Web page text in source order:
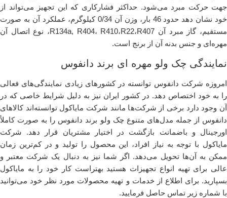
جهت حرکت مبرد می‌شود. حداکثر فشار‌کار‌ی که این تجهیز می‌تواند از
خود نشان دهد حدود 46 بار، وزن آن 0/34 کیلو‌گرم، عملکرد آن به‌ صورت
مستقیم، گاز مبرد آن R134a, R404، R410،R22،R407، نوع اتصال آن
مهره‌ای و جنس بدنه آن از برنج است.
نمایندگی چک ولو مهره ای برند دانفوس
امرو‌ز‌ه شرکت دانفوس توانسته در کشور‌های زیاد‌ی نمایندگی‌های فعالی
را به خود اختصاص دهد. در کشور ایران نیز به ‌دلیل شرایط خاصی که در
آن وجود دارد برخی از شرکت‌ها مانند شرکت مایاکول توانسته‌اند کالا‌های
دانفوس از ‌جمله مدل‌های متنوع چک ولو برند دانفوس را به ‌صورت کاملاً
اورجینال و با‌ضمانت باز‌گشت در اختیار مشتر‌یان قرار دهد. شرکت
مایاکول با‌ توجه به نیاز افراد، این محصول را تولید و در کم‌ترین زمان
ممکن به آن‌ها تحویل می‌دهد. اگر شما نیز به ‌دنبال یک شرکت معتبر و
عالی برای تهیه انواع تجهیزات هستید بهتر‌است کار خود را به مایاکول
بسپارید. برای اطلاع از خدمات و تهیه محصولات مورد نظر خود می‌توانید
با شماره زیر تماس حاصل فرمایید.